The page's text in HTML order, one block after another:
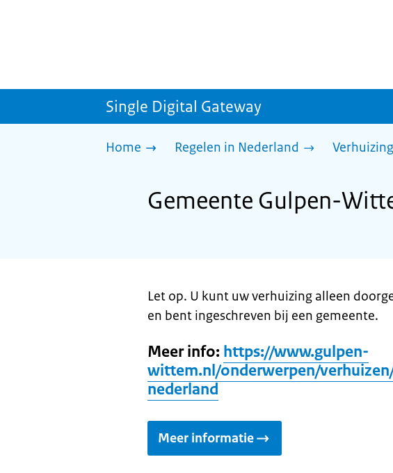
Single Digital Gateway
Home Regelen in Nederland
Gemeente Gulpen-
Let op. U kunt uw verhuizing alleen
en bent ingeschreven bij een gemeente.
Meer info: https://www.gulpen-
wittem.nl/onderwerpen/
nederland
Meer informatie